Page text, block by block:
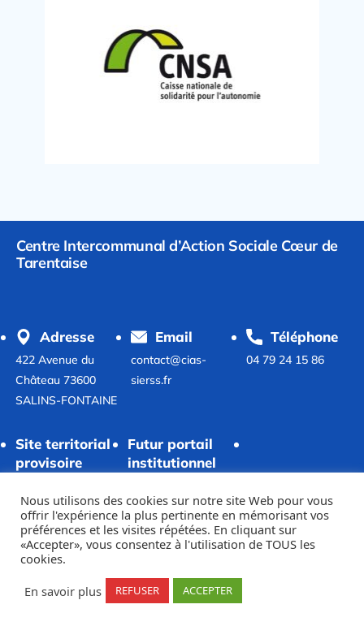
Centre Intercommunal d’Action Sociale Cœur de
Tarentaise
Adresse
422 Avenue du
Château 73600
SALINS-FONTAINE
Email
contact@cias-
sierss.fr
Téléphone
04 79 24 15 86
Site territorial
provisoire
Futur portail
institutionnel
en cours de création
Données de publication Partenaires
Données personnelles
Nous utilisons des cookies sur notre site Web pour vous
offrir l'expérience la plus pertinente en mémorisant vos
préférences et les visites répétées. En cliquant sur
«Accepter», vous consentez à l'utilisation de TOUS les
cookies.
En savoir plus
REFUSER ACCEPTER